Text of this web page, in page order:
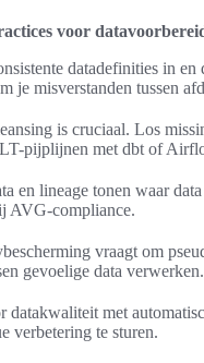
voor
datadefinities in
je misverstanden tussen
is cruciaal. Los
pijplijnen met dbt of
en lineage tonen waar
AVG-compliance.
vraagt om
gevoelige data verwerken.
datakwaliteit met
verbetering te sturen.